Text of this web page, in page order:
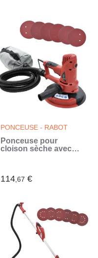
Intérieur/Extérieur
(Beige)
PONCEUSE - RABOT
Ponceuse pour
cloison sèche avec
114,67 €